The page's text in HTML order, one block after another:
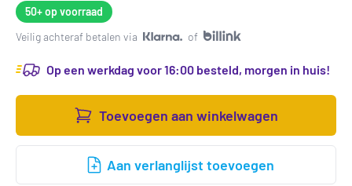
50+op voorraad
Veilig achteraf betalen via
of
Op een werkdag voor 16:00 besteld, morgen in huis!
Toevoegen aan winkelwagen
Aan verlanglijst toevoegen